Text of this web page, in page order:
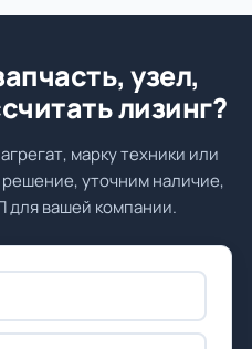
узел,
лизинг?
марку техники или
уточним наличие,
для вашей компании.